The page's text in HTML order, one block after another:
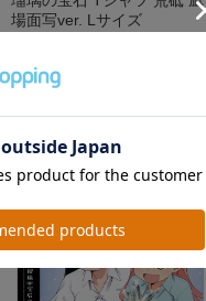
場面写ver. Lサイズ
在庫 ○